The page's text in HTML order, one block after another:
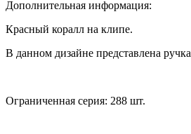
Дополнительная информация:
Красный коралл на клипе.
В данном дизайне представлена
Ограниченная серия: 288 шт.